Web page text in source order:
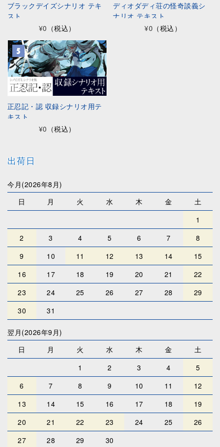
ブラックデイズシナリオ テキ
スト
¥0 （税込）
ディオダディ荘の怪奇談義シ
ナリオ テキスト
¥0 （税込）
正忍記・認 収録シナリオ用テ
キスト
¥0 （税込）
出荷日
今月(2026年8月)
日
月 火 水 木 金
土
1
2
3 4 5 6 7
8
9
10 11 12 13 14
15
16
17 18 19 20 21
22
23
24 25 26 27 28
29
30
31
翌月(2026年9月)
日
月 火 水 木 金
土
1
2 3 4
5
6
7 8 9 10 11
12
13
14 15 16 17 18
19
20
21 22 23 24 25
26
27
28 29 30